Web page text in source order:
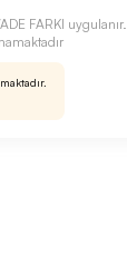
FARKI uygulanır.